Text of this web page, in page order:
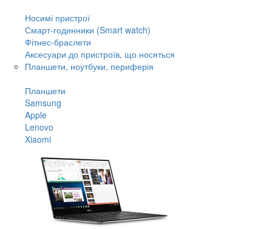
Носимі пристрої
Смарт-годинники (Smart watch)
Фітнес-браслети
Аксесуари до пристроїв, що носяться
Планшети, ноутбуки, периферія
Планшети
Samsung
Apple
Lenovo
Xiaomi